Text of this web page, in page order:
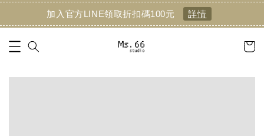
加入官方LINE領取折扣碼100元 詳情